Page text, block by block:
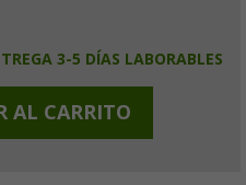
3-5 DÍAS LABORABLES
AL CARRITO